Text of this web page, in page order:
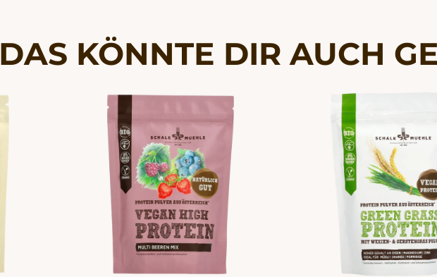
DAS KÖNNTE DIR AUCH